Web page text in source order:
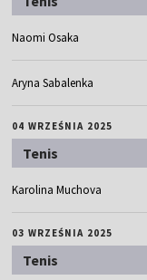
Naomi Osaka
Aryna Sabalenka
04 WRZEŚNIA 2025
Tenis
Karolina Muchova
03 WRZEŚNIA 2025
Tenis